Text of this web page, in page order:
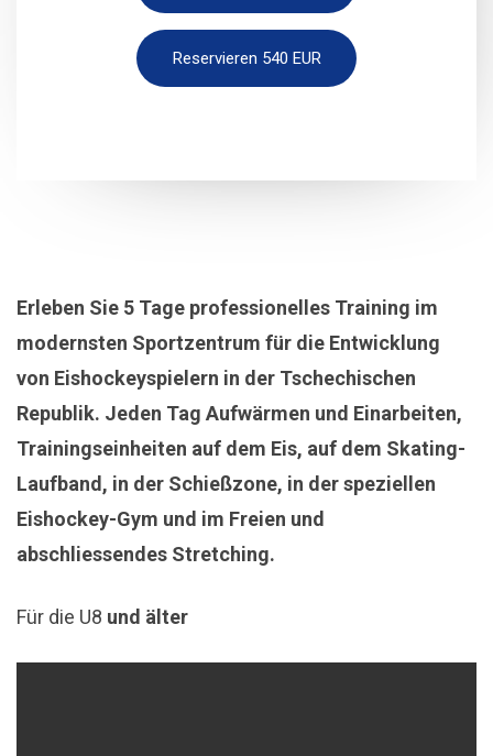
Reservieren 540 EUR
Erleben Sie 5 Tage professionelles Training im
modernsten Sportzentrum für die Entwicklung
von Eishockeyspielern in der Tschechischen
Republik. Jeden Tag Aufwärmen und Einarbeiten,
Trainingseinheiten auf dem Eis, auf dem Skating-
Laufband, in der Schießzone, in der speziellen
Eishockey-Gym und im Freien und
abschliessendes Stretching.
Für die U8 und älter